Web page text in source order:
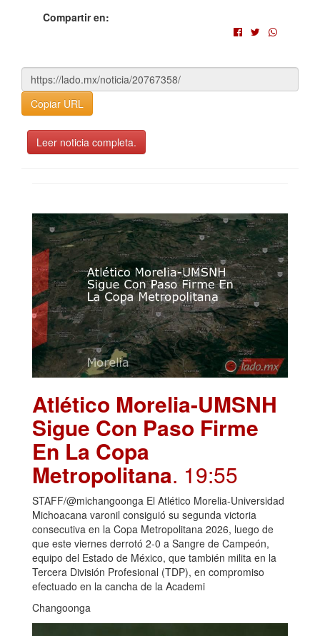
Compartir en:
Copiar URL
Leer noticia completa.
Atlético Morelia-UMSNH
Sigue Con Paso Firme
En La Copa
Metropolitana. 19:55
STAFF/@michangoonga El Atlético Morelia-Universidad
Michoacana varonil consiguió su segunda victoria
consecutiva en la Copa Metropolitana 2026, luego de
que este viernes derrotó 2-0 a Sangre de Campeón,
equipo del Estado de México, que también milita en la
Tercera División Profesional (TDP), en compromiso
efectuado en la cancha de la Academi
Changoonga